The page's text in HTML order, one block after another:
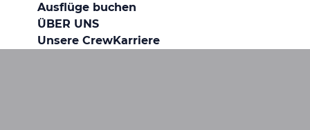
Ausflüge buchen
ÜBER UNS
Unsere CrewKarriere